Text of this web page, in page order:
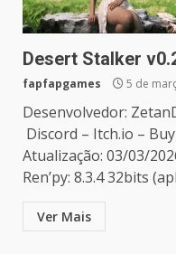
Desert Stalker
fapfapgames 5 de
Desenvolvedor:
Discord – Itch.io –
Atualização: 03/03/
Ren’py: 8.3.4 32bits
Ver Mais